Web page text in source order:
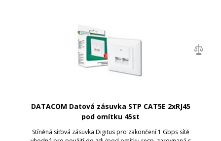
DATACOM Datová zásuvka STP CAT5E 2xRJ45
pod omítku 45st
Stíněná síťová zásuvka Digitus pro zakončení 1 Gbps sítě